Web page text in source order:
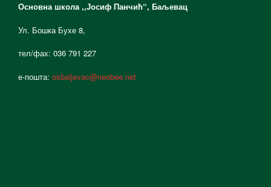
Основна школа ,,Јосиф Панчић“, Баљевац
Ул. Бошка Бухе 8,
тел/фах: 036 791 227
е-пошта: osbaljevac@neobee.net